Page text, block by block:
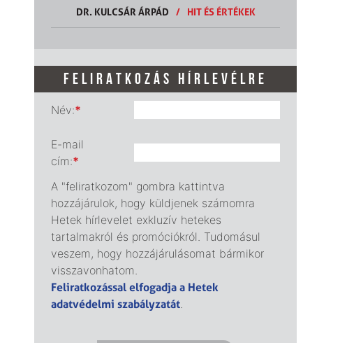
DR. KULCSÁR ÁRPÁD
/ HIT ÉS ÉRTÉKEK
FELIRATKOZÁS HÍRLEVÉLRE
Név:*
E-mail
cím:*
A "feliratkozom" gombra kattintva
hozzájárulok, hogy küldjenek számomra
Hetek hírlevelet exkluzív hetekes
tartalmakról és promóciókról. Tudomásul
veszem, hogy hozzájárulásomat bármikor
visszavonhatom.
Feliratkozással elfogadja a Hetek
adatvédelmi szabályzatát.